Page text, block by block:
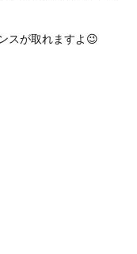
スが取れますよ😉